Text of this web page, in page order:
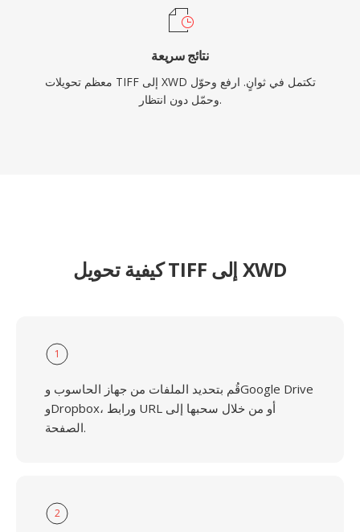
نتائج سريعة
معظم تحويلات TIFF إلى XWD تكتمل في ثوانٍ. ارفع وحوّل
وحمّل دون انتظار.
كيفية تحويل TIFF إلى XWD
1
قُم بتحديد الملفات من جهاز الحاسوب وGoogle Drive
وDropbox، ورابط URL أو من خلال سحبها إلى
الصفحة.
2